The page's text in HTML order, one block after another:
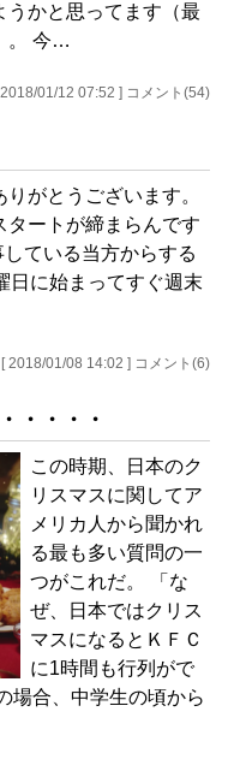
うかと思ってます（最
。 今…
2018/01/12 07:52 ] コメント(54)
がとうございます。
タートが締まらんです
ている当方からする
日に始まってすぐ週末
[ 2018/01/08 14:02 ] コメント(6)
・・・・
この時期、日本のク
リスマスに関してア
メリカ人から聞かれ
る最も多い質問の一
つがこれだ。 「な
ぜ、日本ではクリス
マスになるとＫＦＣ
に1時間も行列がで
場合、中学生の頃から